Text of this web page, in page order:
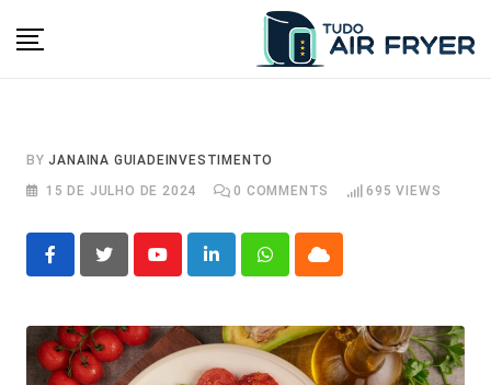
BYJANAINA GUIADEINVESTIMENTO
15 DE JULHO DE 2024
0 COMMENTS 695 VIEWS
YoutubeLinkedInWhatsappCloud